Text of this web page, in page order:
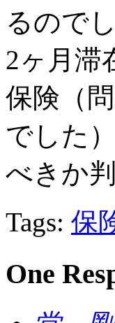
るので
2ヶ月滞
保険（
でした
べきか
Tags: 保
One